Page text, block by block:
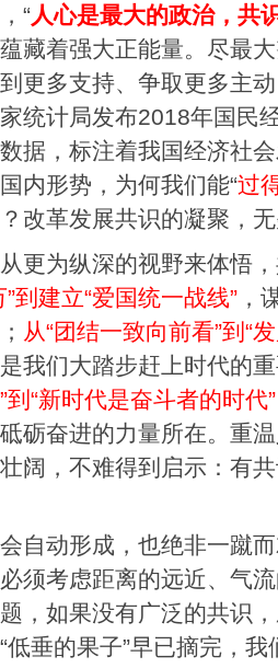
“人心是最大的政治，共
藏着强大正能量。尽最
更多支持、争取更多主
统计局发布2018年国民
据，标注着我国经济社
内形势，为何我们能“过
改革发展共识的凝聚，
更为纵深的视野来体悟
到建立“爱国统一战线” ，
从“团结一致向前看”到“
我们大踏步赶上时代的
“新时代是奋斗者的时代”
砺奋进的力量所在。重
阔，不难得到启示：有
自动形成，也绝非一蹴
须考虑距离的远近、气
，如果没有广泛的共识
低垂的果子”早已摘完，我